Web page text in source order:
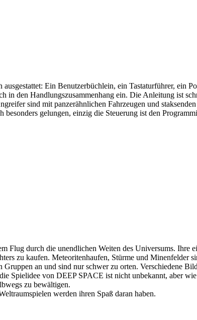
Ein Benutzerbüchlein, ein Tastaturführer, ein
in den Handlungszusammenhang ein. Die Anleitung ist
sind mit panzerähnlichen Fahrzeugen und
gelungen, einzig die Steuerung ist den
Flug durch die unendlichen Weiten des Universums.
zu kaufen. Meteoritenhaufen, Stürme und
Gruppen an und sind nur schwer zu orten. Verschiedene
Spielidee von DEEP SPACE ist nicht unbekannt, aber
zu bewältigen.
werden ihren Spaß daran haben.